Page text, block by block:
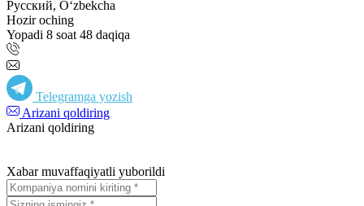
Русский, Oʻzbekcha
Hozir oching
Yopadi 8 soat 48 daqiqa
Telegramga yozish
Arizani qoldiring
Arizani qoldiring
Xabar muvaffaqiyatli yuborildi